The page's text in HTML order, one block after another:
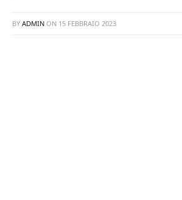
BY ADMIN ON 15 FEBBRAIO 2023